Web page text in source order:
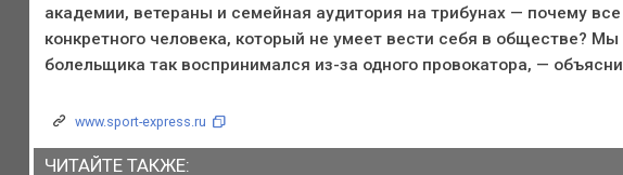
академии, ветераны и семейная аудитория на трибунах — почему
конкретного человека, который не умеет вести себя в обществе?
болельщика так воспринимался из-за одного провокатора, —
www.sport-express.ru
ЧИТАЙТЕ ТАКЖЕ: